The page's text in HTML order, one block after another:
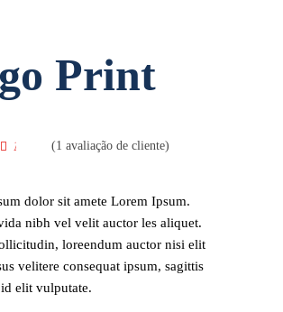
Print
Avaliado
1 (1 avaliação de cliente)
dolor sit amete Lorem Ipsum.
nibh vel velit auctor les aliquet.
loreendum auctor nisi elit
velitere consequat ipsum, sagittis
elit vulputate.